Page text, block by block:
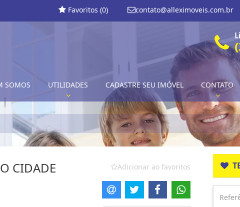
contato@alleximoveis.com.br
Favoritos (0)
SOMOS UTILIDADES CADASTRE SEU IMÓVEL CONTATO
CIDADE Adicionar ao favoritos